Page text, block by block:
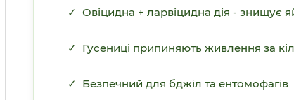
✓ Овіцидна + ларвіцидна дія - знищує
✓ Гусениці припиняють живлення за
✓ Безпечний для бджіл та ентомофагів